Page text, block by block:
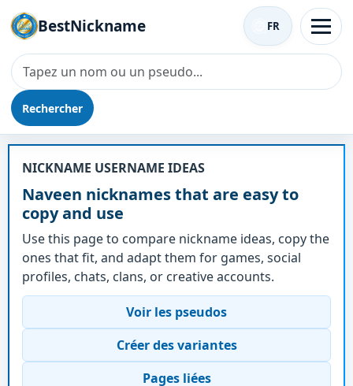
BestNickname
Rechercher
FR
Surnom - Naveen
NICKNAME USERNAME IDEAS
Naveen nicknames that are easy to
copy and use
Use this page to compare nickname ideas, copy the
ones that fit, and adapt them for games, social
profiles, chats, clans, or creative accounts.
Voir les pseudos
Créer des variantes
Pages liées